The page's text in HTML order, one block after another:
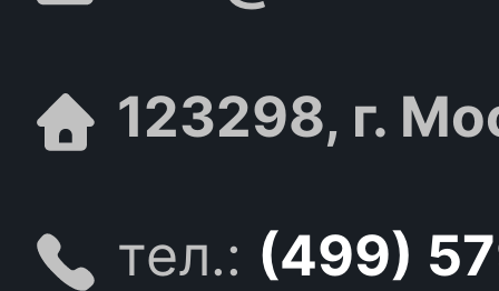
123298, г.
тел.: (499)